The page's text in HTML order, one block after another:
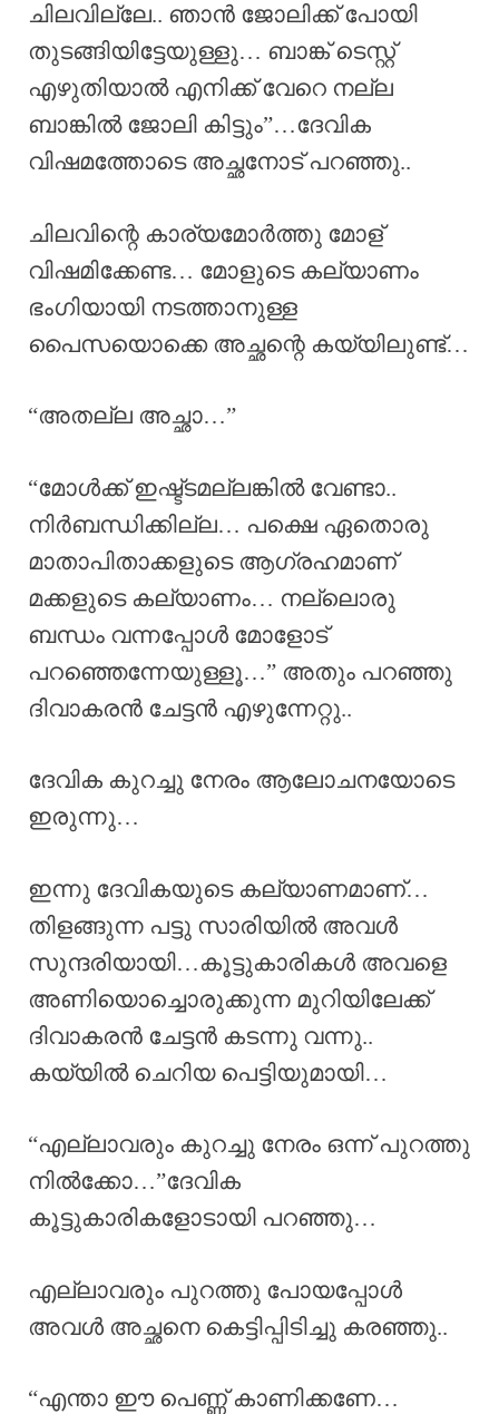
ചിലവില്ലേ.. ഞാൻ ജോലിക്ക് പോയി
തുടങ്ങിയിട്ടേയുള്ളു… ബാങ്ക് ടെസ്റ്റ്‌
എഴുതിയാൽ എനിക്ക് വേറെ നല്ല
ബാങ്കിൽ ജോലി കിട്ടും”…ദേവിക
വിഷമത്തോടെ അച്ഛനോട് പറഞ്ഞു..
ചിലവിന്റെ കാര്യമോർത്തു മോള്
വിഷമിക്കേണ്ട… മോളുടെ കല്യാണം
ഭംഗിയായി നടത്താനുള്ള
പൈസയൊക്കെ അച്ഛന്റെ കയ്യിലുണ്ട്…
“അതല്ല അച്ഛാ…”
“മോൾക്ക് ഇഷ്ട്ടമല്ലങ്കിൽ വേണ്ടാ..
നിർബന്ധിക്കില്ല… പക്ഷെ ഏതൊരു
മാതാപിതാക്കളുടെ ആഗ്രഹമാണ്
മക്കളുടെ കല്യാണം… നല്ലൊരു
ബന്ധം വന്നപ്പോൾ മോളോട്
പറഞ്ഞെന്നേയുള്ളൂ…” അതും പറഞ്ഞു
ദിവാകരൻ ചേട്ടൻ എഴുന്നേറ്റു..
ദേവിക കുറച്ചു നേരം ആലോചനയോടെ
ഇരുന്നു…
ഇന്നു ദേവികയുടെ കല്യാണമാണ്…
തിളങ്ങുന്ന പട്ടു സാരിയിൽ അവൾ
സുന്ദരിയായി…കൂട്ടുകാരികൾ അവളെ
അണിയൊച്ചൊരുക്കുന്ന മുറിയിലേക്ക്
ദിവാകരൻ ചേട്ടൻ കടന്നു വന്നു..
കയ്യിൽ ചെറിയ പെട്ടിയുമായി…
“എല്ലാവരും കുറച്ചു നേരം ഒന്ന് പുറത്തു
നിൽക്കോ…”ദേവിക
കൂട്ടുകാരികളോടായി പറഞ്ഞു…
എല്ലാവരും പുറത്തു പോയപ്പോൾ
അവൾ അച്ഛനെ കെട്ടിപ്പിടിച്ചു കരഞ്ഞു..
“എന്താ ഈ പെണ്ണ് കാണിക്കണേ…